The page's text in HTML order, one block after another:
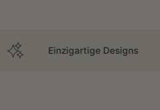
Einzigartige Designs